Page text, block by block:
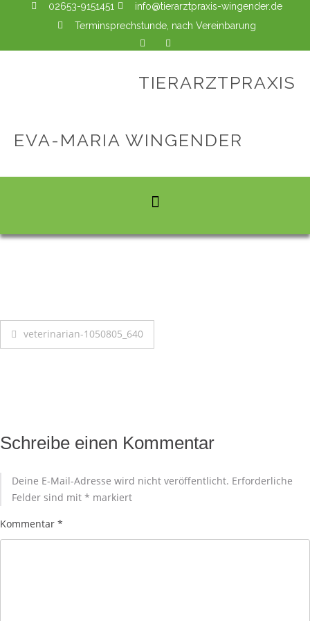
02653-9151451
info@tierarztpraxis-wingender.de
Terminsprechstunde, nach Vereinbarung
TIERARZTPRAXIS
EVA-MARIA WINGENDER
veterinarian-1050805_640
Schreibe einen Kommentar
Deine E-Mail-Adresse wird nicht veröffentlicht. Erforderliche
Felder sind mit * markiert
Kommentar *